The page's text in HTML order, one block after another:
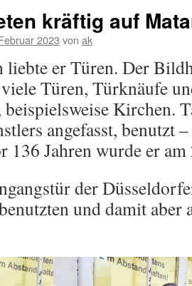
kräftig auf
2023 von ak
liebte er Türen. Der
Türen, Türknäufe
beispielsweise Kirchen.
angefasst, benutzt
136 Jahren wurde er
der
und damit aber